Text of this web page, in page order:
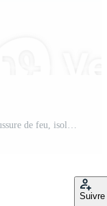
rouge chaud le Chili poivre avec une éclaboussure de feu, isolé contre une transparent Contexte PNG Pro
Suivre